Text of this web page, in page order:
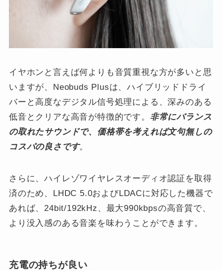
イヤホンと言えば何よりも音質重視な方が多いと思
いますが、Neobuds Plusは、ハイブリッドドライ
バーと高度なデジタル信号処理による、深みのある
低音とクリアな高音が特徴的です。 非常にバランス
の取れたサウンドで、価格帯を考えれば文句無しの
コスパの良さです。
さらに、ハイレゾワイヤレスオーディオ認証を取得
済のため、LHDC 5.0およびLDACに対応した機器で
あれば、24bit/192kHz、最大990kbpsの高音質で、
より没入感のある音楽を味わうことができます。
充電の持ちが良い